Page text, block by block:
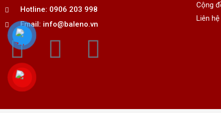
Hotline: 0906 203 998
Email: info@baleno.vn
F
a
c
T
Y
Cộng
Liên hệ